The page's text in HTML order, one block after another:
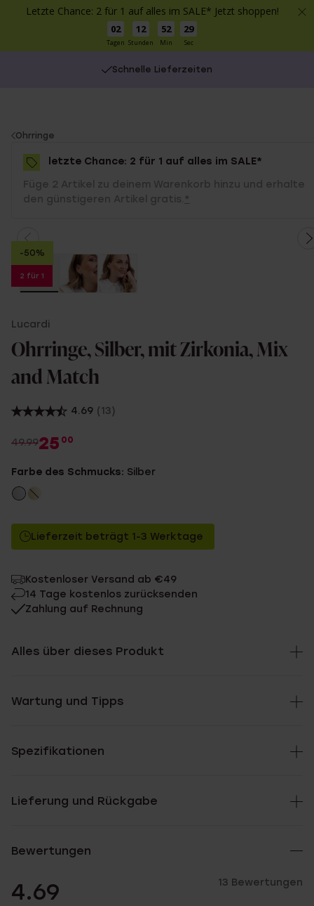
Letzte Chance: 2 für 1 auf alles im SALE* Jetzt shoppen!
02
Tagen
12
Stunden
52
Min
29
Sec
Schnelle Lieferzeiten
You
are
here:
Ohrringe
letzte Chance: 2 für 1 auf alles im SALE*
Füge 2 Artikel zu deinem Warenkorb hinzu und erhalte
den günstigeren Artikel gratis. *
-50%
2 für 1
Lucardi
Ohrringe, Silber, mit Zirkonia, Mix
and Match
4.69 (13)
49.9925 00
Farbe des Schmucks: Silber
Lieferzeit beträgt 1-3 Werktage
Kostenloser Versand ab €49
14 Tage kostenlos zurücksenden
Zahlung auf Rechnung
Alles über dieses Produkt
Wartung und Tipps
Spezifikationen
Lieferung und Rückgabe
Bewertungen
4.69 13 Bewertungen